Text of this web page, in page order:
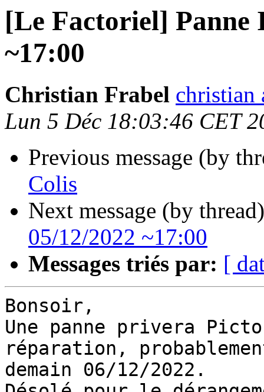
[Le Factoriel] Panne
~17:00
Christian Frabel christian
Lun 5 Déc 18:03:46 CET
Previous message (by
Colis
Next message (by
05/12/2022 ~17:00
Messages triés par: [
Bonsoir,
Une panne privera
réparation,
demain 06/12/2022.